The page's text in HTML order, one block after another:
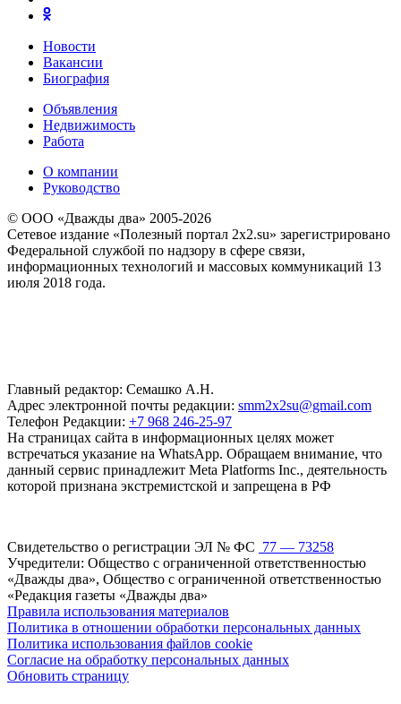
Новости
Вакансии
Биография
Объявления
Недвижимость
Работа
О компании
Руководство
© ООО «Дважды два» 2005-2026
Сетевое издание «Полезный портал 2x2.su» зарегистрировано
Федеральной службой по надзору в сфере связи,
информационных технологий и массовых коммуникаций 13
июля 2018 года.
Главный редактор: Семашко А.Н.
Адрес электронной почты редакции: smm2x2su@gmail.com
Телефон Редакции: +7 968 246-25-97
На страницах сайта в информационных целях может
встречаться указание на WhatsApp. Обращаем внимание, что
данный сервис принадлежит Meta Platforms Inc., деятельность
которой признана экстремистской и запрещена в РФ
Свидетельство о регистрации ЭЛ № ФС 77 — 73258
Учредители: Общество с ограниченной ответственностью
«Дважды два», Общество с ограниченной ответственностью
«Редакция газеты «Дважды два»
Правила использования материалов
Политика в отношении обработки персональных данных
Политика использования файлов cookie
Согласие на обработку персональных данных
Обновить страницу